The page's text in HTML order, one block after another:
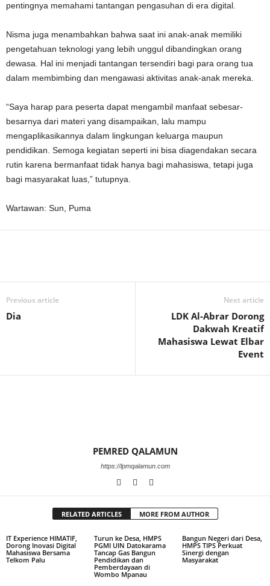
pentingnya memahami tantangan pengasuhan di era digital.
Nisma juga menambahkan bahwa saat ini anak-anak memiliki
pengetahuan teknologi yang lebih unggul dibandingkan orang
dewasa. Hal ini menjadi tantangan tersendiri bagi para orang tua
dalam membimbing dan mengawasi aktivitas anak-anak mereka.
“Saya harap para peserta dapat mengambil manfaat sebesar-
besarnya dari materi yang disampaikan, lalu mampu
mengaplikasikannya dalam lingkungan keluarga maupun
pendidikan. Semoga kegiatan seperti ini bisa diagendakan secara
rutin karena bermanfaat tidak hanya bagi mahasiswa, tetapi juga
bagi masyarakat luas,” tutupnya.
Wartawan: Sun, Puma
Previous article
Dia
Next article
LDK Al-Abrar Dorong
Dakwah Kreatif
Mahasiswa Lewat Elbar
Event
PEMRED QALAMUN
https://lpmqalamun.com
RELATED ARTICLES MORE FROM AUTHOR
IT Experience HIMATIF,
Dorong Inovasi Digital
Mahasiswa Bersama
Telkom Palu
Turun ke Desa, HMPS
PGMI UIN Datokarama
Tancap Gas Bangun
Pendidikan dan
Pemberdayaan di
Wombo Mpanau
Bangun Negeri dari Desa,
HMPS TIPS Perkuat
Sinergi dengan
Masyarakat